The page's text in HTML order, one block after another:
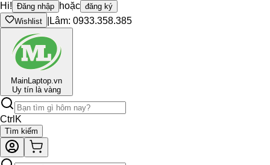
Hi! Đăng nhập hoặc đăng ký
Wishlist
Lâm: 0933.358.385
MainLaptop.vn
Uy tín là vàng
Ctrl K
Tìm kiếm